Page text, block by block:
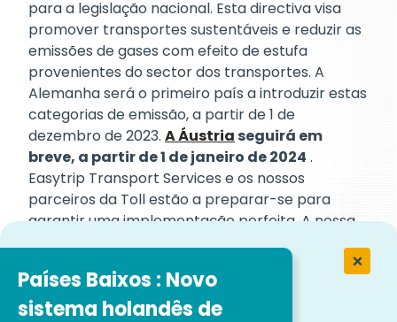
Países Baixos : Novo
sistema holandês de
para a legislação nacional. Esta directiva visa
promover transportes sustentáveis e reduzir as
emissões de gases com efeito de estufa
provenientes do sector dos transportes. A
Alemanha será o primeiro país a introduzir estas
categorias de emissão, a partir de 1 de
dezembro de 2023. A Áustria seguirá em
breve, a partir de 1 de janeiro de 2024 .
Easytrip Transport Services e os nossos
parceiros da Toll estão a preparar-se para
garantir uma implementação perfeita. A nossa
Ao adotar estas soluções ecológicas,